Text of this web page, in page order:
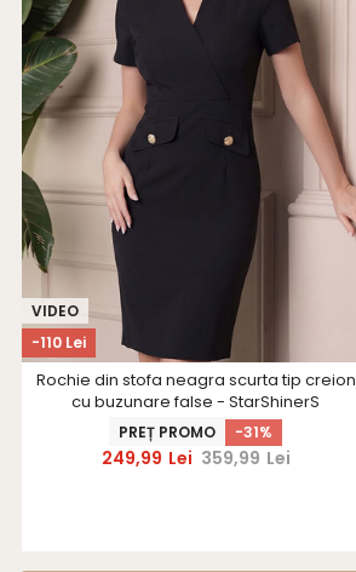
-110 Lei
VIDEO
Rochie din stofa neagra scurta tip creion
cu buzunare false - StarShinerS
PREȚ PROMO -31%
249,99 Lei 359,99 Lei